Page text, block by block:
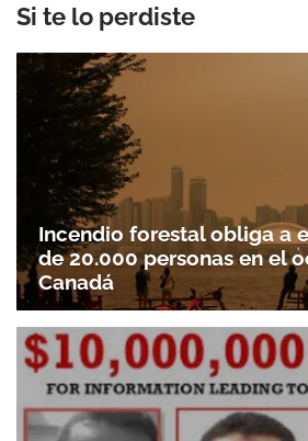
Si te lo perdiste
Incendio forestal obliga a
de 20.000 personas en el
Canadá